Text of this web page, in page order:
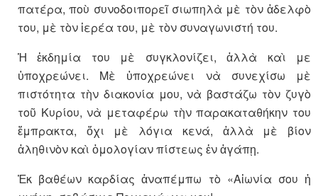
πατέρα, ποὺ συνοδοιπορεῖ σιωπηλὰ μὲ τὸν ἀδελφὸ
του, μὲ τὸν ἱερέα του, μὲ τὸν συναγωνιστή του.
Ἡ ἐκδημία του μὲ συγκλονίζει, ἀλλὰ καὶ με
ὑποχρεώνει. Μὲ ὑποχρεώνει νὰ συνεχίσω μὲ
πιστότητα τὴν διακονία μου, νὰ βαστάζω τὸν ζυγὸ
τοῦ Κυρίου, νὰ μεταφέρω τὴν παρακαταθήκην του
ἔμπρακτα, ὄχι μὲ λόγια κενά, ἀλλὰ μὲ βίον
ἀληθινὸν καὶ ὁμολογίαν πίστεως ἐν ἀγάπῃ.
Ἐκ βαθέων καρδίας ἀναπέμπω τὸ «Αἰωνία σου ἡ